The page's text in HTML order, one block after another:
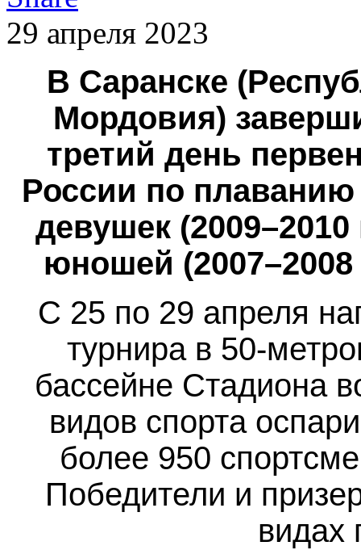
29 апреля 2023
В Саранске
Мордовия)
третий день
России по
девушек (2009–2010
юношей (2007–2008
С 25 по 29 апреля
турнира в 50-
бассейне Стадиона
видов спорта
более 950
Победители и
видах